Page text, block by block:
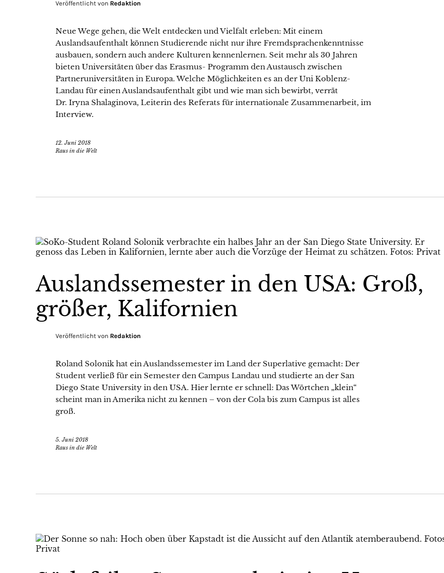
Veröffentlicht von Redaktion
Neue Wege gehen, die Welt entdecken und Vielfalt erleben: Mit einem
Auslandsaufenthalt können Studierende nicht nur ihre Fremdsprachenkenntnisse
ausbauen, sondern auch andere Kulturen kennenlernen. Seit mehr als 30 Jahren
bieten Universitäten über das Erasmus- Programm den Austausch zwischen
Partneruniversitäten in Europa. Welche Möglichkeiten es an der Uni Koblenz-
Landau für einen Auslandsaufenthalt gibt und wie man sich bewirbt, verrät
Dr. Iryna Shalaginova, Leiterin des Referats für internationale Zusammenarbeit, im
Interview.
12. Juni 2018
Raus in die Welt
Auslandssemester in den USA: Groß,
größer, Kalifornien
Veröffentlicht von Redaktion
Roland Solonik hat ein Auslandssemester im Land der Superlative gemacht: Der
Student verließ für ein Semester den Campus Landau und studierte an der San
Diego State University in den USA. Hier lernte er schnell: Das Wörtchen „klein“
scheint man in Amerika nicht zu kennen – von der Cola bis zum Campus ist alles
groß.
5. Juni 2018
Raus in die Welt